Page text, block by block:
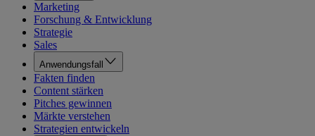
Marketing
Forschung & Entwicklung
Strategie
Sales
Anwendungsfall
Fakten finden
Content stärken
Pitches gewinnen
Märkte verstehen
Strategien entwickeln